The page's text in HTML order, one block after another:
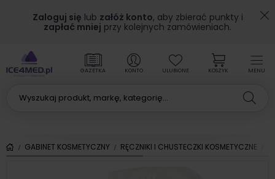
Zaloguj się lub załóż konto, aby zbierać punkty i
zapłać mniej przy kolejnych zamówieniach.
MENU
GAZETKA KONTO ULUBIONE KOSZYK
GABINET KOSMETYCZNY RĘCZNIKI I CHUSTECZKI KOSMETYCZNE